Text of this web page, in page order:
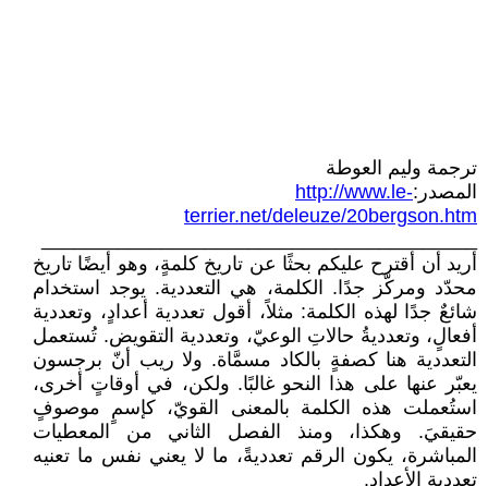
ترجمة وليم العوطة
المصدر:‏‎http://www.le-
terrier.net/deleuze/20bergson.htm
أريد أن أقترح عليكم بحثًا عن تاريخ كلمةٍ، وهو أيضًا تاريخ
محدّد ومركّز جدًا. الكلمة، هي ‏التعددية. يوجد استخدام
شائعٌ جدًا لهذه الكلمة: مثلاً، أقول تعددية أعدادٍ، وتعددية
أفعالٍ، وتعدديةُ ‏حالاتِ الوعيّ، وتعددية التقويض. تُستعمل
التعددية هنا كصفةٍ بالكاد مسمَّاة. ولا ريب أنّ برجسون
‏يعبّر عنها على هذا النحو غالبًا. ولكن، في أوقاتٍ أخرى،
استُعملت هذه الكلمة بالمعنى القويّ، ‏كإسمٍ موصوفٍ
حقيقيَ. وهكذا، ومنذ الفصل الثاني من المعطيات
المباشرة، يكون الرقم تعدديةً، ما ‏لا يعني نفس ما تعنيه
تعددية الأعداد.‏